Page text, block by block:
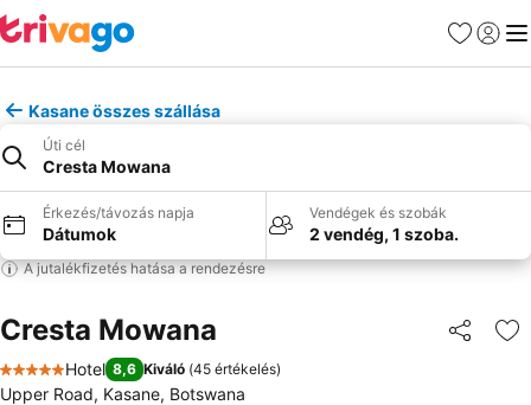
Kedvencek
Kasane összes szállása
Úti cél
Cresta Mowana
Érkezés/távozás napja
Dátumok
Vendégek és szobák
2 vendég, 1 szoba.
A jutalékfizetés hatása a rendezésre
Cresta Mowana
5 Kategória
Hotel 8,6 Kiváló (45 értékelés)
Upper Road, Kasane, Botswana